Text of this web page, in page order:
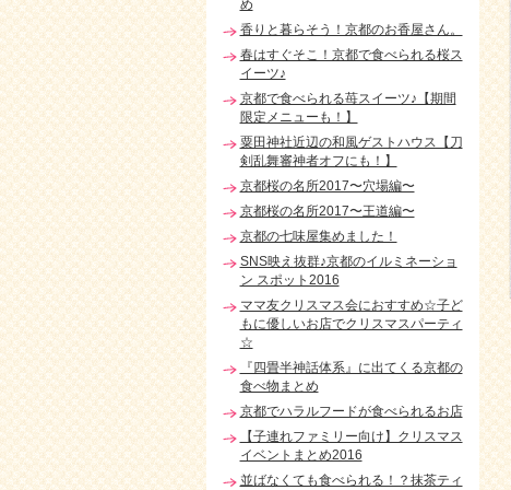
め
香りと暮らそう！京都のお香屋さん。
春はすぐそこ！京都で食べられる桜ス
イーツ♪
京都で食べられる苺スイーツ♪【期間
限定メニューも！】
粟田神社近辺の和風ゲストハウス【刀
剣乱舞審神者オフにも！】
京都桜の名所2017〜穴場編〜
京都桜の名所2017〜王道編〜
京都の七味屋集めました！
SNS映え抜群♪京都のイルミネーショ
ン スポット2016
ママ友クリスマス会におすすめ☆子ど
もに優しいお店でクリスマスパーティ
☆
『四畳半神話体系』に出てくる京都の
食べ物まとめ
京都でハラルフードが食べられるお店
【子連れファミリー向け】クリスマス
イベントまとめ2016
並ばなくても食べられる！？抹茶ティ